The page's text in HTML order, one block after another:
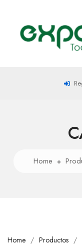
Home
Home Productos